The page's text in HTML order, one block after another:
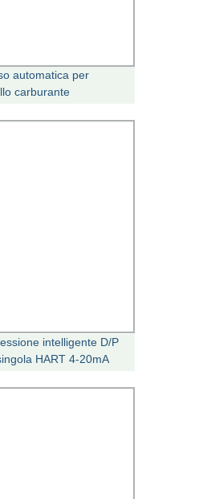
automatica per
carburante
intelligente D/P
HART 4-20mA